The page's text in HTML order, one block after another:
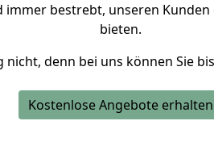
immer bestrebt, unseren Kunden
bieten.
denn bei uns können Sie
Kostenlose Angebote erhalten